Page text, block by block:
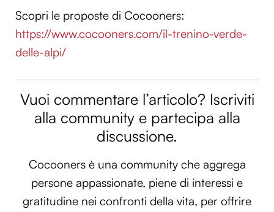
Scopri le proposte di Cocooners:
https://www.cocooners.com/il-trenino-verde-
delle-alpi/
Vuoi commentare l’articolo? Iscriviti
alla community e partecipa alla
discussione.
Cocooners è una community che aggrega
persone appassionate, piene di interessi e
gratitudine nei confronti della vita, per offrire